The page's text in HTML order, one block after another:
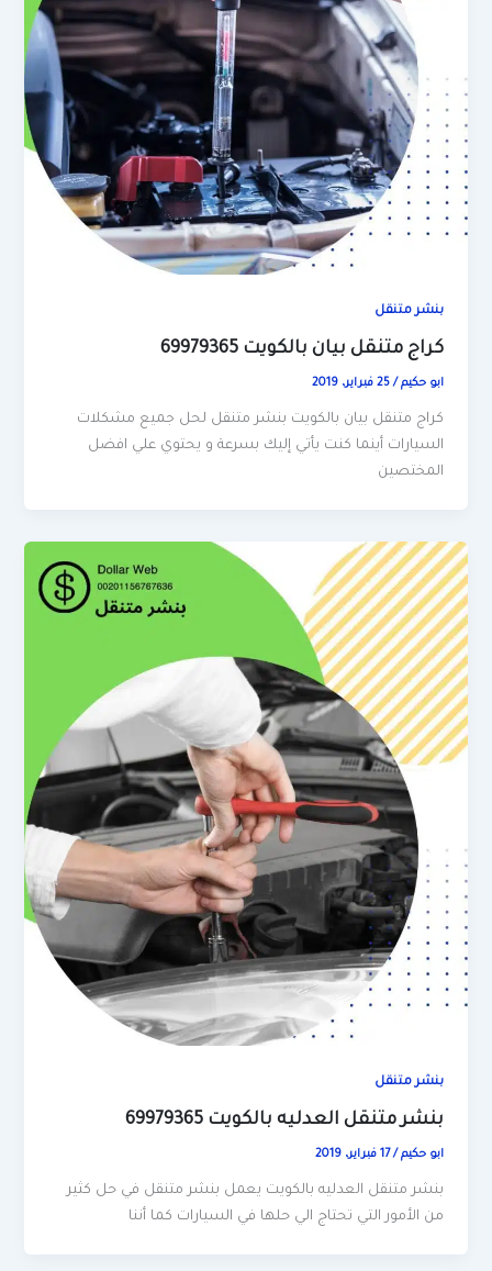
بنشر متنقل
كراج متنقل بيان بالكويت 69979365
ابو حكيم/25 فبراير، 2019
كراج متنقل بيان بالكويت بنشر متنقل لحل جميع مشكلات
السيارات أينما كنت يأتي إليك بسرعة و يحتوي علي افضل
المختصين
بنشر متنقل
بنشر متنقل العدليه بالكويت 69979365
ابو حكيم/17 فبراير، 2019
بنشر متنقل العدليه بالكويت يعمل بنشر متنقل في حل كثير
من الأمور التي تحتاج الي حلها في السيارات كما أننا